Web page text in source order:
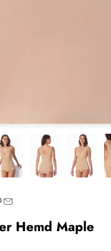
Hemd Maple